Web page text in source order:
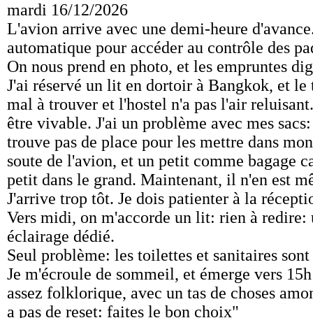
mardi 16/12/2026
L'avion arrive avec une demi-heure
automatique pour accéder au contrôle des
On nous prend en photo, et les empruntes
J'ai réservé un lit en dortoir à Bangkok, et
mal à trouver et l'hostel n'a pas l'air
être vivable. J'ai un problème avec mes
trouve pas de place pour les mettre dans
soute de l'avion, et un petit comme bagage
petit dans le grand. Maintenant, il n'en est
J'arrive trop tôt. Je dois patienter à la
Vers midi, on m'accorde un lit: rien à redire:
éclairage dédié.
Seul problème: les toilettes et sanitaires sont
Je m'écroule de sommeil, et émerge vers
assez folklorique, avec un tas de choses
a pas de reset: faites le bon choix"